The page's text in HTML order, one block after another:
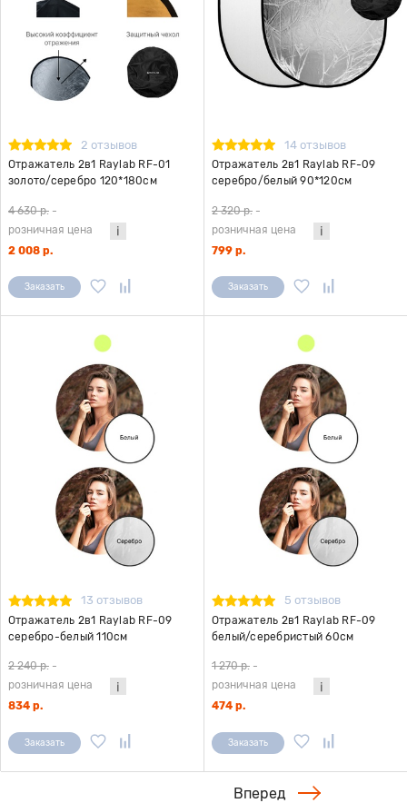
2 отзывов
Отражатель 2в1 Raylab RF-01
золото/серебро 120*180см
4 630 р. -
розничная цена
2 008 р.
Заказать
14 отзывов
Отражатель 2в1 Raylab RF-09
серебро/белый 90*120см
2 320 р. -
розничная цена
799 р.
Заказать
13 отзывов
Отражатель 2в1 Raylab RF-09
серебро-белый 110см
2 240 р. -
розничная цена
834 р.
Заказать
5 отзывов
Отражатель 2в1 Raylab RF-09
белый/серебристый 60см
1 270 р. -
розничная цена
474 р.
Заказать
Вперед